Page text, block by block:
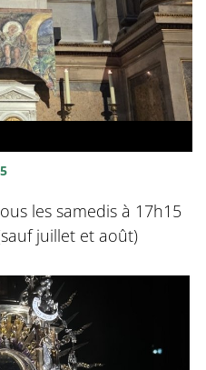
les samedis à 17h15
juillet et août)